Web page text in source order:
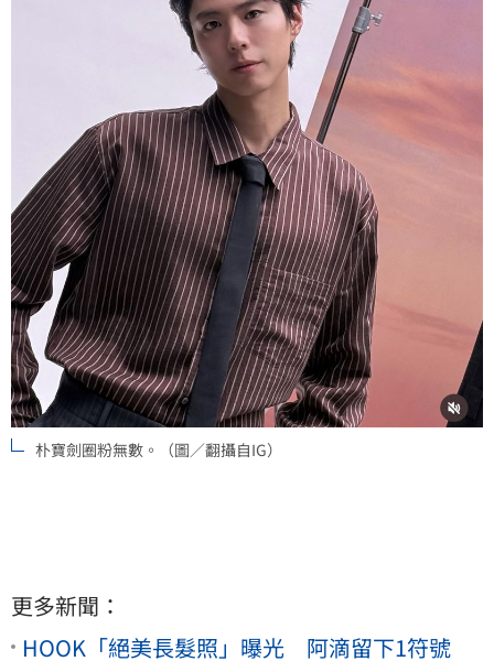
朴寶劍圈粉無數。（圖／翻攝自IG）
更多新聞：
HOOK「絕美長髮照」曝光 阿滴留下1符號